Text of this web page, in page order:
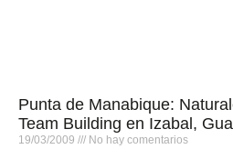
Punta de Manabique:
Team Building en Izabal,
19/03/2009 No hay comentarios